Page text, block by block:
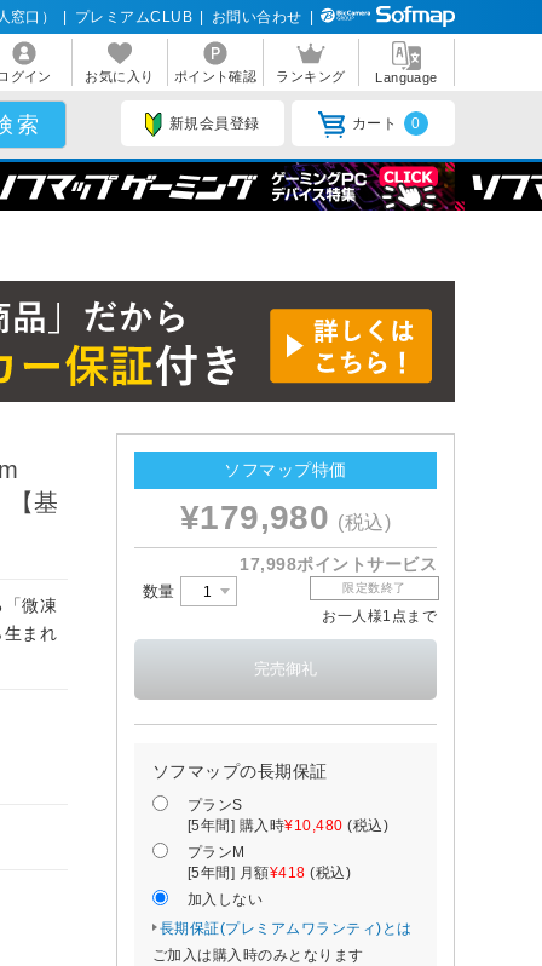
窓口） プレミアムCLUB お問い合わせ
グイン お気に入り ポイント確認 ランキング Language
新規会員登録 カート 0
【基
微凍
生まれ
ソフマップ特価
¥179,980 (税込)
17,998ポイントサービス
数量 限定数終了
お一人様1点まで
ソフマップの長期保証
プランS
[5年間] 購入時¥10,480 (税込)
プランM
[5年間] 月額¥418 (税込)
加入しない
長期保証(プレミアムワランティ)とは
ご加入は購入時のみとなります